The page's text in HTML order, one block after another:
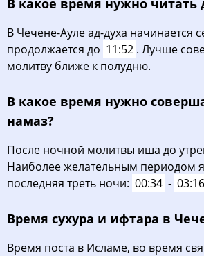
25, Вт 03:42 05:13 11:59
26, Ср 03:43 05:14 11:59
27, Чт 03:45 05:15 11:58
28, Пт 03:46 05:16 11:58
30, Вс 03:49 05:19 11:58
03:50 11:57
В какое время нужно читать
В Чечене-Ауле ад-духа начинается
продолжается до 11:52 . Лучше
молитву ближе к полудню.
В какое время нужно
намаз?
После ночной молитвы иша до
Наиболее желательным периодом
последняя треть ночи: 00:34 - 03:16
Время сухура и ифтара в
Время поста в Исламе, во время